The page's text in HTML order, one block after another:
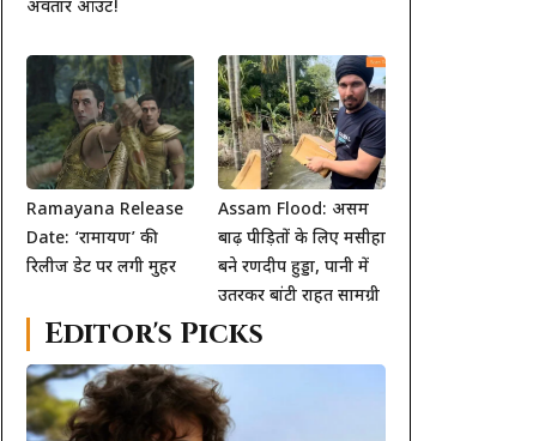
अवतार आउट!
Ramayana Release
Date: ‘रामायण’ की
रिलीज डेट पर लगी मुहर
Assam Flood: असम
बाढ़ पीड़ितों के लिए मसीहा
बने रणदीप हुड्डा, पानी में
उतरकर बांटी राहत सामग्री
Editor's Picks